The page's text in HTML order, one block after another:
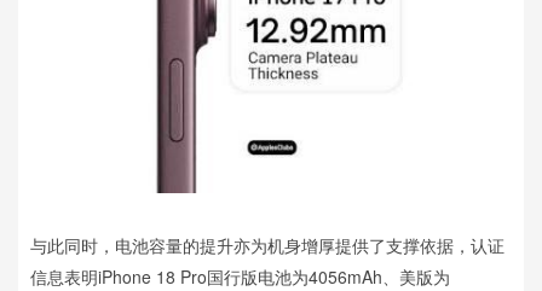
与此同时，电池容量的提升亦为机身增厚提供了支撑依据，认证
信息表明iPhone 18 Pro国行版电池为4056mAh、美版为